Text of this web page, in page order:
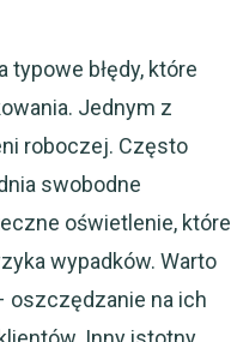
błędy, które
Jednym z
roboczej. Często
swobodne
oświetlenie, które
wypadków. Warto
oszczędzanie na ich